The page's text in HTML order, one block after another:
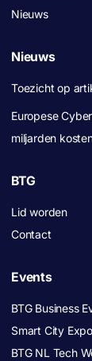
Nieuws
Nieuws
Toezicht op
Europese
miljarden
BTG
Lid worden
Contact
Events
BTG Business
Smart City
BTG NL Tech